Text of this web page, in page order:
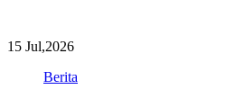
15 Jul,2026
Berita